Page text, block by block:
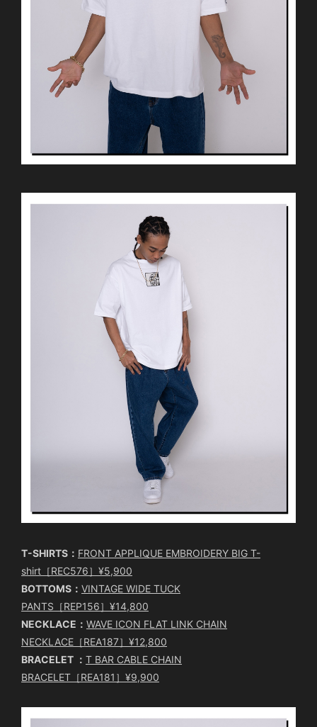
T-SHIRTS： FRONT APPLIQUE EMBROIDERY BIG T-
shirt［REC576］¥5,900
BOTTOMS： VINTAGE WIDE TUCK
PANTS［REP156］¥14,800
NECKLACE： WAVE ICON FLAT LINK CHAIN
NECKLACE［REA187］¥12,800
BRACELET ： T BAR CABLE CHAIN
BRACELET［REA181］¥9,900